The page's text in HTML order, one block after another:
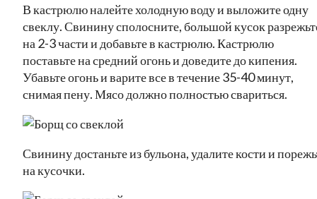
В кастрюлю налейте холодную воду и выложите одну
свеклу. Свинину сполосните, большой кусок
на 2-3 части и добавьте в кастрюлю. Кастрюлю
поставьте на средний огонь и доведите до кипения.
Убавьте огонь и варите все в течение 35-40 минут,
снимая пену. Мясо должно полностью свариться.
Свинину достаньте из бульона, удалите кости и
на кусочки.